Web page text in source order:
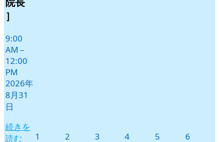
日
］
9:00
AM –
12:00
PM
2026年
8月31
日
続きを
読む
1 2 3 42026
5 6